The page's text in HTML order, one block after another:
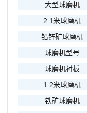
大型球磨机
2.1米球磨机
铅锌矿球磨机
球磨机型号
球磨机衬板
1.2米球磨机
铁矿球磨机